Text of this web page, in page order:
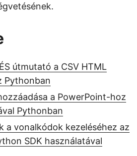
útmutató a CSV HTML
Pythonban
a PowerPoint-hoz
Pythonban
a vonalkódok kezeléséhez az
SDK használatával